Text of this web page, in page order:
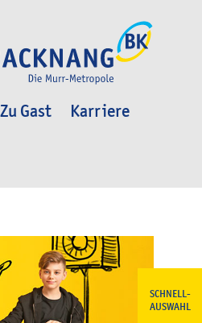
Zu Gast
Karriere
SCHNELL-
AUSWAHL